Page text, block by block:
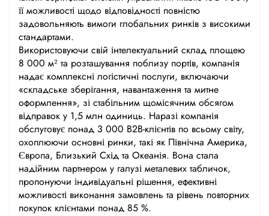
її можливості щодо відповідності повністю
задовольняють вимоги глобальних ринків з високими
стандартами.
Використовуючи свій інтелектуальний склад площею
8 000 м² та розташування поблизу портів, компанія
надає комплексні логістичні послуги, включаючи
«складське зберігання, навантаження та митне
оформлення», зі стабільним щомісячним обсягом
відправок у 1,5 млн одиниць. Наразі компанія
обслуговує понад 3 000 B2B-клієнтів по всьому світу,
охоплюючи основні ринки, такі як Північна Америка,
Європа, Близький Схід та Океанія. Вона стала
надійним партнером у галузі металевих табличок,
пропонуючи індивідуальні рішення, ефективні
можливості виконання замовлень та рівень повторних
покупок клієнтами понад 85 %.